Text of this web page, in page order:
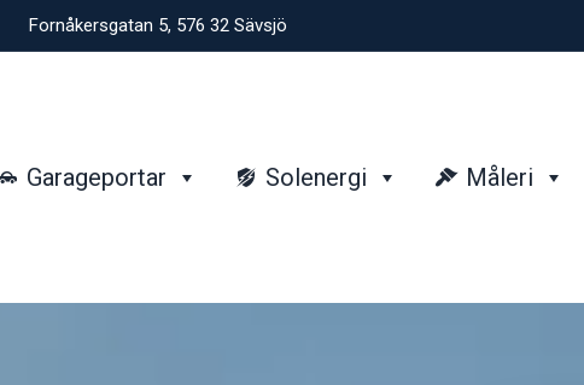
Fornåkersgatan 5, 576 32 Sävsjö
Garageportar Solenergi Måleri